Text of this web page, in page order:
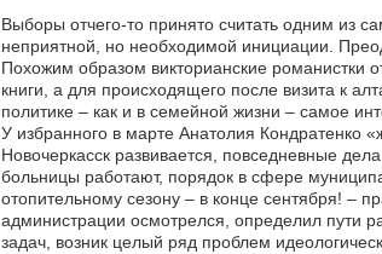
Выборы отчего-то принято считать одним из
неприятной, но необходимой инициации.
Похожим образом викторианские романистки
книги, а для происходящего после визита к
политике – как и в семейной жизни – самое
У избранного в марте Анатолия Кондратенко
Новочеркасск развивается, повседневные
больницы работают, порядок в сфере
отопительному сезону – в конце сентября! –
администрации осмотрелся, определил пути
задач, возник целый ряд проблем